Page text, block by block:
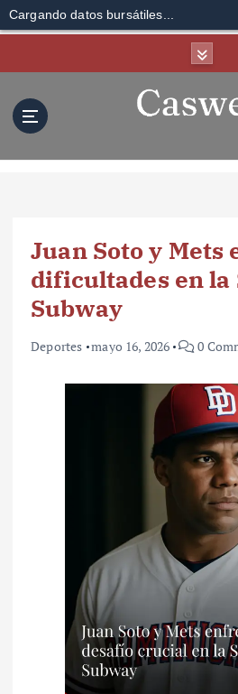
Cargando datos bursátiles...
Juan Soto y
dificultades en la
Subway
Deportes mayo 16, 2026 0